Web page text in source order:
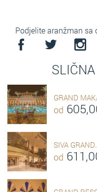
Podjelite aranžman sa
GRAND
od
SIVA
od